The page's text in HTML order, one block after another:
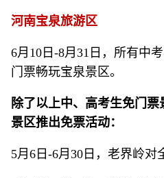
河南宝泉旅游区
6月10日-8月31日，所有中
门票畅玩宝泉景区。
除了以上中、高考生免门
景区推出免票活动：
5月6日-6月30日，老界岭对